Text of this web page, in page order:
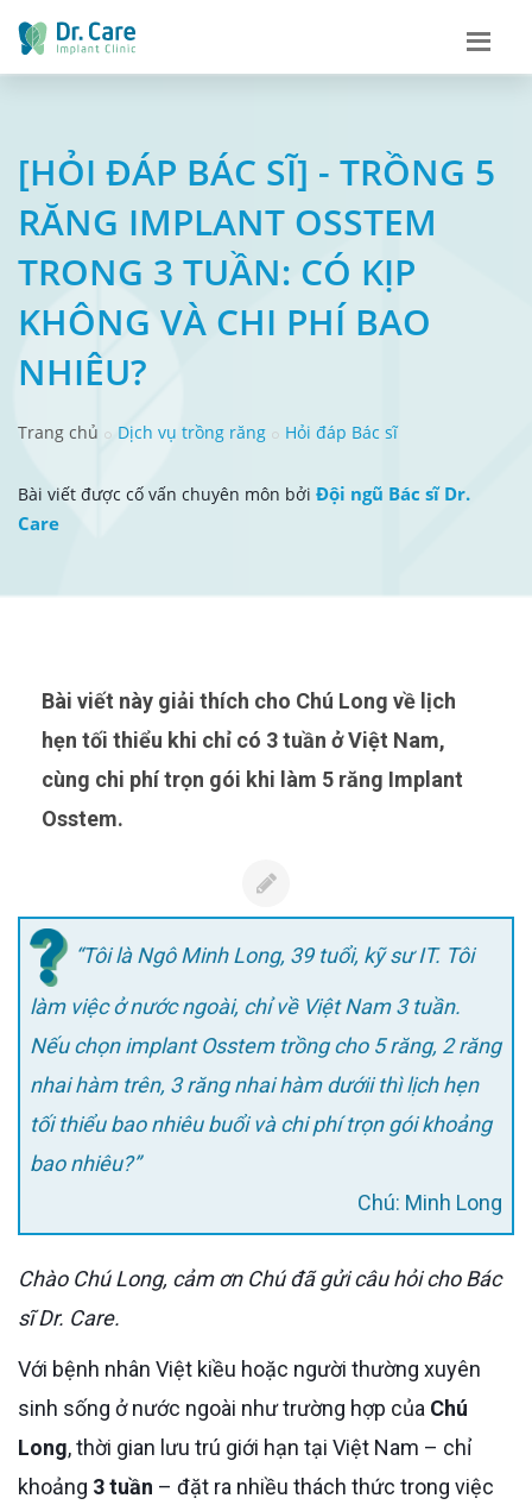
[HỎI ĐÁP BÁC SĨ] - TRỒNG 5
RĂNG IMPLANT OSSTEM
TRONG 3 TUẦN: CÓ KỊP
KHÔNG VÀ CHI PHÍ BAO
NHIÊU?
Trang chủ Dịch vụ trồng răng Hỏi đáp Bác sĩ
Bài viết được cố vấn chuyên môn bởi Đội ngũ Bác sĩ Dr.
Care
Bài viết này giải thích cho Chú Long về lịch
hẹn tối thiểu khi chỉ có 3 tuần ở Việt Nam,
cùng chi phí trọn gói khi làm 5 răng Implant
Osstem.
“Tôi là Ngô Minh Long, 39 tuổi, kỹ sư IT. Tôi
làm việc ở nước ngoài, chỉ về Việt Nam 3 tuần.
Nếu chọn implant Osstem trồng cho 5 răng, 2 răng
nhai hàm trên, 3 răng nhai hàm dướii thì lịch hẹn
tối thiểu bao nhiêu buổi và chi phí trọn gói khoảng
bao nhiêu?”
Chú: Minh Long
Chào Chú Long, cảm ơn Chú đã gửi câu hỏi cho Bác
sĩ Dr. Care.
Với bệnh nhân Việt kiều hoặc người thường xuyên
sinh sống ở nước ngoài như trường hợp của Chú
Long, thời gian lưu trú giới hạn tại Việt Nam – chỉ
khoảng 3 tuần – đặt ra nhiều thách thức trong việc